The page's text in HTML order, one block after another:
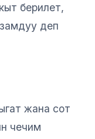
берилет,
деп
жана сот
чечим